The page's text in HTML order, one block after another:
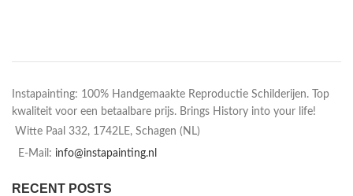
Instapainting: 100% Handgemaakte Reproductie Schilderijen. Top
kwaliteit voor een betaalbare prijs. Brings History into your life!
Witte Paal 332, 1742LE, Schagen (NL)
E-Mail: info@instapainting.nl
RECENT POSTS